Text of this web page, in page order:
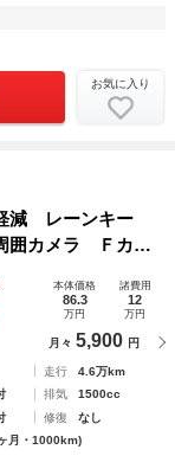
お気に入り
減 レーンキー
カメラ Ｆカメ
ｔｈオーディ
ト ＡＷ１５イン
本体価格
86.3
万円
諸費用
12
万円
月々 5,900 円
走行
4.6万km
排気
1500cc
修復
なし
月・1000km)